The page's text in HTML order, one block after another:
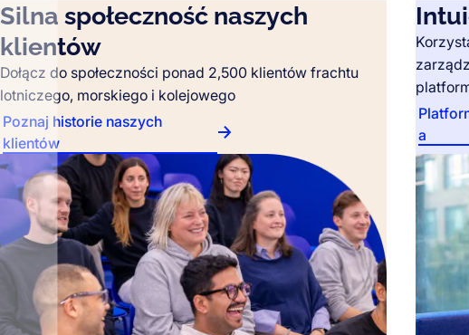
Silna społeczność naszych
klientów
Dołącz do społeczności ponad 2,500 klientów frachtu
lotniczego, morskiego i kolejowego
Poznaj historie naszych
klientów
a